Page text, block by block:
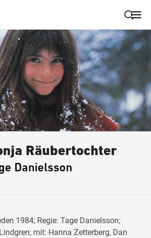
Suche schließen
Wegbeschreibung erhalten
Räubertochter
Danielsson
1984; Regie: Tage Danielsson;
mit: Hanna Zetterberg, Dan